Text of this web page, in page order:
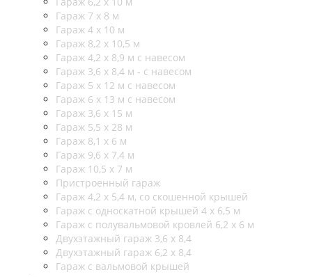
Гараж 7 х 8 м
Гараж 4 х 10 м
Гараж 8,2 х 10,5 м
Гараж 4,2 х 8,9 м с навесом
Гараж 3,6 х 8,4 м - с навесом
Гараж 5 х 12 м с навесом
Гараж 6 х 13 м с навесом
Гараж 3,6 х 15 м
Гараж 5,5 х 28 м
Гараж 8,1 х 6 м
Гараж 9,6 х 7,4 м
Гараж 10,5 х 7 м
Пристроенный гараж
Гараж 4,2 х 5,4 м, со скошенной крышей
Гараж с односкатной крышей 4 х 6,5 м
Гараж с полувальмовой кровлей 6,2 х 6 м
Двухэтажный гараж 3,6 х 8,4
Двухэтажный гараж 6,2 х 8,4
Гараж с вальмовой крышей